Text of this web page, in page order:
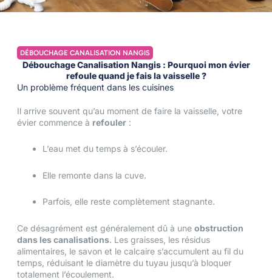
DÉBOUCHAGE CANALISATION NANGIS
Débouchage Canalisation Nangis : Pourquoi mon évier
refoule quand je fais la vaisselle ?
Un problème fréquent dans les cuisines
Il arrive souvent qu’au moment de faire la vaisselle, votre
évier commence à refouler :
L’eau met du temps à s’écouler.
Elle remonte dans la cuve.
Parfois, elle reste complètement stagnante.
Ce désagrément est généralement dû à une obstruction
dans les canalisations. Les graisses, les résidus
alimentaires, le savon et le calcaire s’accumulent au fil du
temps, réduisant le diamètre du tuyau jusqu’à bloquer
totalement l’écoulement.